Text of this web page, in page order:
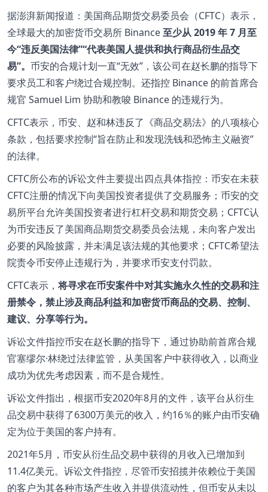
据澎湃新闻报道：美国商品期货交易委员会（CFTC）表示，
全球最大的加密货币交易所 Binance至少从 2019 年 7 月至
今“违反美国法律”“代表美国人提供和执行商品衍生品交
易”。 币安的合规计划一直“无效”，该公司在赵长鹏的指导下
要求员工和客户绕过合规控制。还指控 Binance 的前首席合
规官 Samuel Lim 协助和教唆 Binance 的违规行为。
CFTC表示，币安、赵和林违反了《商品交易法》的八项核心
条款，包括要求控制“旨在防止和发现洗钱和恐怖主义融资”
的法律。
CFTC所公布的诉讼文件主要提出四点具体指控：币安在未获
CFTC注册的情况下向美国投资者提供了交易服务；币安的交
易所平台允许美国投资者进行杠杆交易和期货交易；CFTC认
为币安违反了美国商品期货交易委员会法规，未向客户发出
必要的风险披露，并未满足该法规的其他要求；CFTC希望法
院责令币安停止违规行为，并要求币安支付罚款。
CFTC表示，将寻求在币安案件中对其实施永久性的交易和注
册禁令，禁止涉及商品利益和加密货币商品的交易、控制、
建议、分享等行为。
诉讼文件指控币安在赵长鹏的指导下，通过协助前首席合规
官塞缪尔·林绕过法律监管，从美国客户中获得收入，以商业
成功为优先考虑因素，而不是合规性。
诉讼文件指出，根据币安2020年8月的文件，该平台从衍生
品交易中获得了6300万美元的收入，约16％的账户由币安确
定为位于美国的客户持有。
2021年5月，币安从衍生品交易中获得的月收入已增加到
11.4亿美元。诉讼文件指控，尽管币安招揽并依赖位于美国
的客户为其各种市场产生收入并提供流动性，但币安从未以